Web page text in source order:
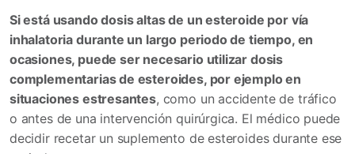
Si está usando dosis altas de un esteroide por vía
inhalatoria durante un largo periodo de tiempo, en
ocasiones, puede ser necesario utilizar dosis
complementarias de esteroides, por ejemplo en
situaciones estresantes, como un accidente de tráfico
o antes de una intervención quirúrgica. El médico puede
decidir recetar un suplemento de esteroides durante ese